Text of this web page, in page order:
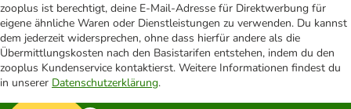
zooplus ist berechtigt, deine E-Mail-Adresse für Direktwerbung für
eigene ähnliche Waren oder Dienstleistungen zu verwenden. Du kannst
dem jederzeit widersprechen, ohne dass hierfür andere als die
Übermittlungskosten nach den Basistarifen entstehen, indem du den
zooplus Kundenservice kontaktierst. Weitere Informationen findest du
in unserer Datenschutzerklärung.